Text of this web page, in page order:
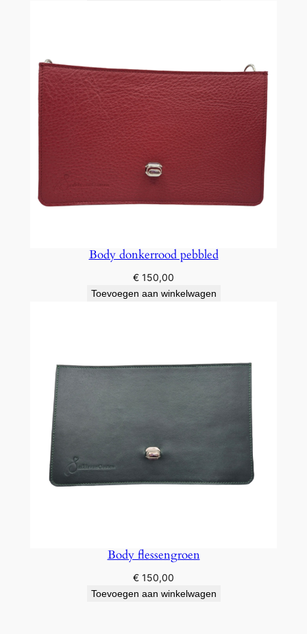
Body donkerrood pebbled
€ 150,00
Toevoegen aan winkelwagen
Body flessengroen
€ 150,00
Toevoegen aan winkelwagen